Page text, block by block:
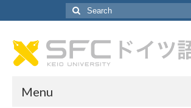
Search
for:
Menu